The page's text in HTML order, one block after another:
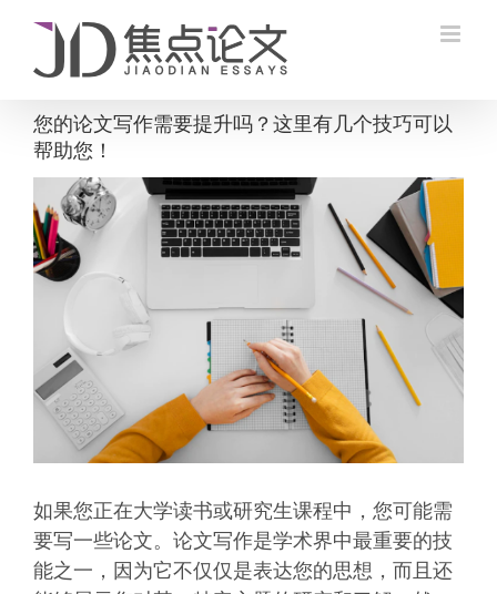
content
您的论文写作需要提升吗？这里有几个技巧可以
帮助您！
View
Larger
Image
如果您正在大学读书或研究生课程中，您可能需
要写一些论文。论文写作是学术界中最重要的技
能之一，因为它不仅仅是表达您的思想，而且还